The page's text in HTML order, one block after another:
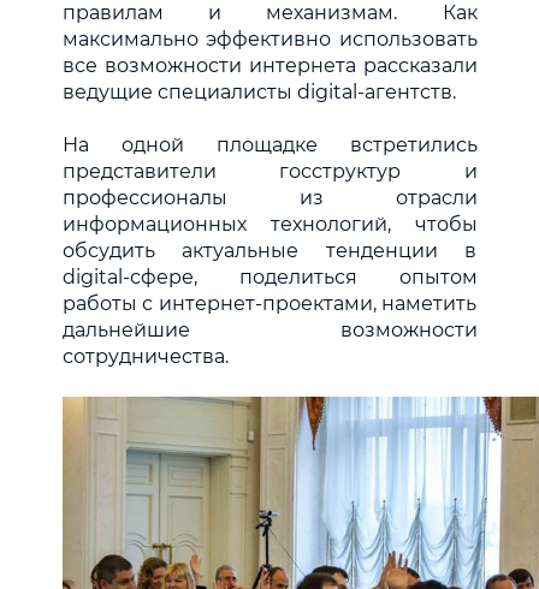
правилам и механизмам. Как
максимально эффективно использовать
все возможности интернета рассказали
ведущие специалисты digital-агентств.
На одной площадке встретились
представители госструктур и
профессионалы из отрасли
информационных технологий, чтобы
обсудить актуальные тенденции в
digital-сфере, поделиться опытом
работы с интернет-проектами, наметить
дальнейшие возможности
сотрудничества.